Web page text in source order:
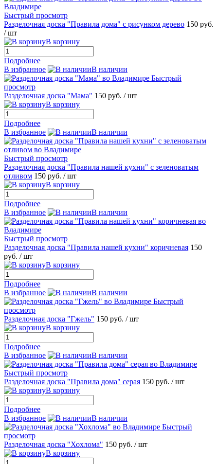
Быстрый просмотр
Разделочная доска "Правила дома" с рисунком дерево 150 руб.
/ шт
В корзину
Подробнее
В избранное
В наличии
Быстрый
просмотр
Разделочная доска "Мама" 150 руб. / шт
В корзину
Подробнее
В избранное
В наличии
Быстрый просмотр
Разделочная доска "Правила нашей кухни" с зеленоватым
отливом 150 руб. / шт
В корзину
Подробнее
В избранное
В наличии
Быстрый просмотр
Разделочная доска "Правила нашей кухни" коричневая 150
руб. / шт
В корзину
Подробнее
В избранное
В наличии
Быстрый
просмотр
Разделочная доска "Гжель" 150 руб. / шт
В корзину
Подробнее
В избранное
В наличии
Быстрый просмотр
Разделочная доска "Правила дома" серая 150 руб. / шт
В корзину
Подробнее
В избранное
В наличии
Быстрый
просмотр
Разделочная доска "Хохлома" 150 руб. / шт
В корзину